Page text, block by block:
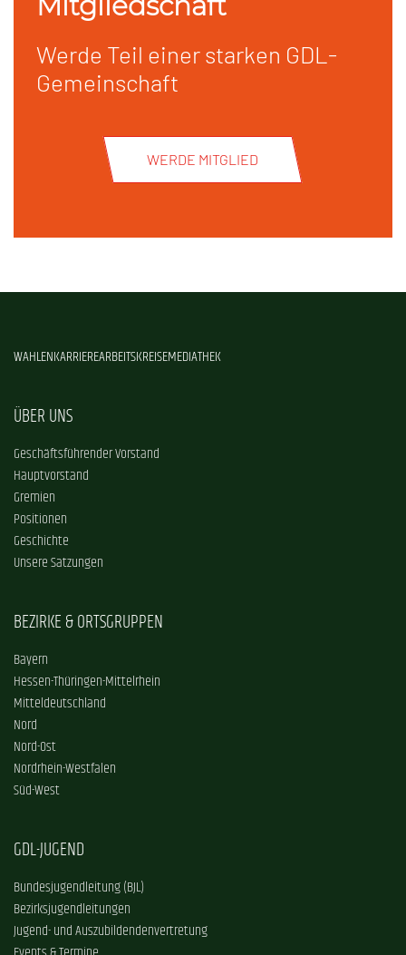
Werde Teil einer starken GDL-
Gemeinschaft
WERDE MITGLIED
WAHLENKARRIEREARBEITSKREISEMEDIATHEK
ÜBER UNS
Geschäftsführender Vorstand
Hauptvorstand
Gremien
Positionen
Geschichte
Unsere Satzungen
BEZIRKE & ORTSGRUPPEN
Bayern
Hessen-Thüringen-Mittelrhein
Mitteldeutschland
Nord
Nord-Ost
Nordrhein-Westfalen
Süd-West
GDL-JUGEND
Bundesjugendleitung (BJL)
Bezirksjugendleitungen
Jugend- und Auszubildendenvertretung